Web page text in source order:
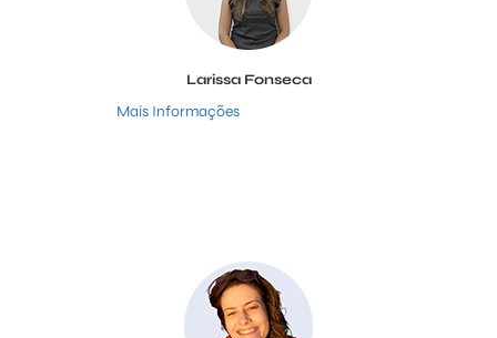
Larissa Fonseca
Mais Informações